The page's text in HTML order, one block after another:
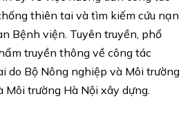
thiên tai và tìm kiếm cứu nạn
Bệnh viện. Tuyên truyền, phổ
truyền thông về công tác
do Bộ Nông nghiệp và Môi trường
Môi trường Hà Nội xây dựng.